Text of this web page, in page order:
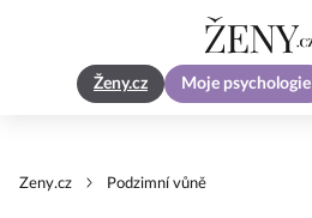
Ženy.cz Moje psychologie
Zeny.cz Podzimní vůně